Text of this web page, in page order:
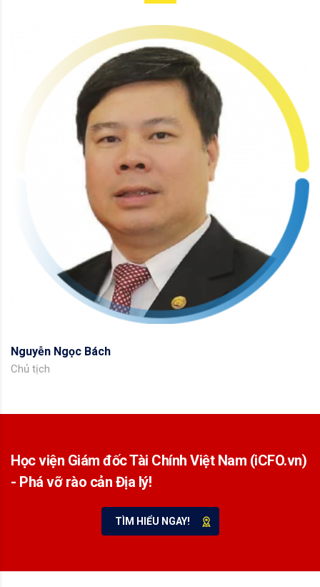
Nguyễn Ngọc Bách
Chủ tịch
Học viện Giám đốc Tài Chính Việt Nam (iCFO.vn)
- Phá vỡ rào cản Địa lý!
TÌM HIỂU NGAY!